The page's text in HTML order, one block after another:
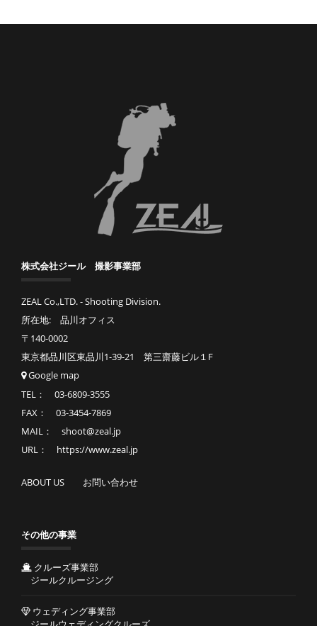
株式会社ジール 撮影事業部
ZEAL Co.,LTD. - Shooting Division.
所在地: 品川オフィス
〒140-0002
東京都品川区東品川1-39-21 第三齋藤ビル１F
Google map
TEL： 03-6809-3555
FAX： 03-3454-7869
MAIL： shoot@zeal.jp
URL： https://www.zeal.jp
ABOUT US お問い合わせ
その他の事業
クルーズ事業部
ジールクルージング
ウェディング事業部